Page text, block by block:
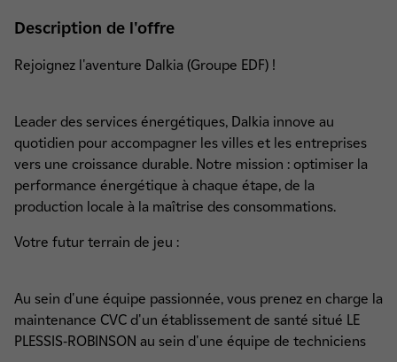
Description de l'offre
Rejoignez l'aventure Dalkia (Groupe EDF) !
Leader des services énergétiques, Dalkia innove au
quotidien pour accompagner les villes et les entreprises
vers une croissance durable. Notre mission : optimiser la
performance énergétique à chaque étape, de la
production locale à la maîtrise des consommations.
Votre futur terrain de jeu :
Au sein d'une équipe passionnée, vous prenez en charge la
maintenance CVC d'un établissement de santé situé LE
PLESSIS-ROBINSON au sein d'une équipe de techniciens